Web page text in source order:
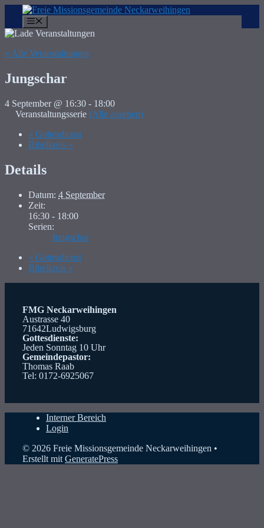
Inhalt
springen
« Alle Veranstaltungen
Jungschar
4 September @ 16:30 - 18:00
Veranstaltungsserie (Alle ansehen)
« Gottesdienst
Bibelkreis »
Details
Datum: 4 September
Zeit:
16:30 - 18:00
Serien:
Jungschar
« Gottesdienst
Bibelkreis »
FMG Neckarweihingen
Austrasse 40
71642Ludwigsburg
Gottesdienste:
Jeden Sonntag 10 Uhr
Gemeindepastor:
Thomas Raab
Tel: 0172-6925067
Interner Bereich
Login
© 2026 Freie Missionsgemeinde Neckarweihingen •
Erstellt mit GeneratePress